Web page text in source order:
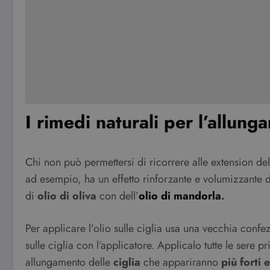
I rimedi naturali per
Chi non può permettersi di ricorrere alle extension
ad esempio, ha un effetto rinforzante e
di olio di oliva con dell’olio di mandorla.
Per applicare l’olio sulle ciglia usa una vecchia
sulle ciglia con l’applicatore. Applicalo tutte le sere
allungamento delleciglia che appariranno più forti